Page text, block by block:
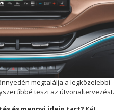
megtalálja a legközelebbi
teszi az útvonaltervezést.